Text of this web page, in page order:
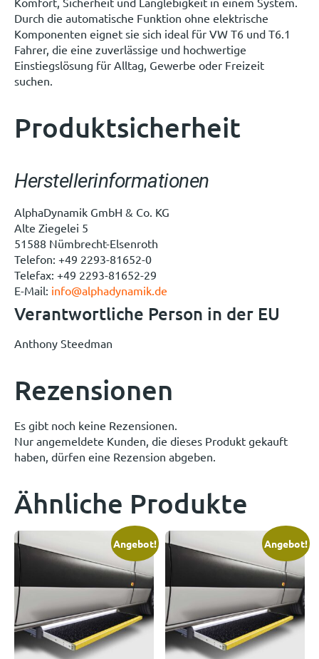
Durch die automatische Funktion ohne elektrische
Komponenten eignet sie sich ideal für VW T6 und T6.1
Fahrer, die eine zuverlässige und hochwertige
Einstiegslösung für Alltag, Gewerbe oder Freizeit
suchen.
Produktsicherheit
Herstellerinformationen
AlphaDynamik GmbH & Co. KG
Alte Ziegelei 5
51588 Nümbrecht-Elsenroth
Telefon: +49 2293-81652-0
Telefax: +49 2293-81652-29
E-Mail: info@alphadynamik.de
Verantwortliche Person in der EU
Anthony Steedman
Rezensionen
Es gibt noch keine Rezensionen.
Nur angemeldete Kunden, die dieses Produkt gekauft
haben, dürfen eine Rezension abgeben.
Ähnliche Produkte
Angebot! Angebot!